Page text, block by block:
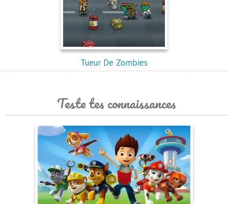
Tueur De Zombies
Teste tes connaissances